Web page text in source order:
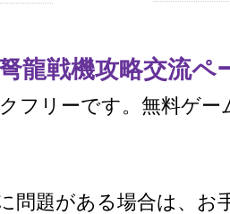
龍戦機攻略交流ペ
フリーです。無料ゲー
問題がある場合は、お